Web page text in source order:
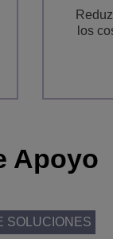
los
Apoyo
SOLUCIONES